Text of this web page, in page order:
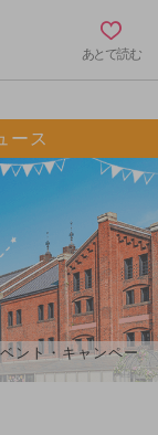
あとで読む
ース
ント・キャンペー